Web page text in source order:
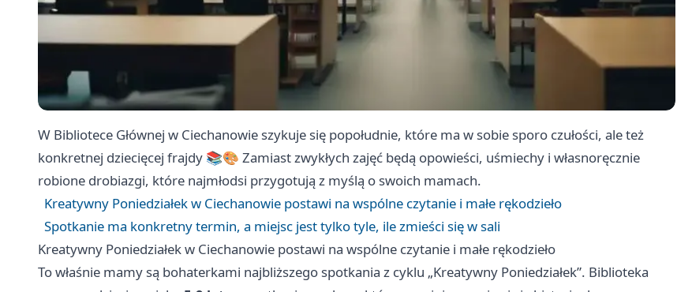
W Bibliotece Głównej w Ciechanowie szykuje się popołudnie, które ma w sobie sporo czułości, ale też
konkretnej dziecięcej frajdy 📚🎨 Zamiast zwykłych zajęć będą opowieści, uśmiechy i własnoręcznie
robione drobiazgi, które najmłodsi przygotują z myślą o swoich mamach.
Kreatywny Poniedziałek w Ciechanowie postawi na wspólne czytanie i małe rękodzieło
Spotkanie ma konkretny termin, a miejsc jest tylko tyle, ile zmieści się w sali
Kreatywny Poniedziałek w Ciechanowie postawi na wspólne czytanie i małe rękodzieło
To właśnie mamy są bohaterkami najbliższego spotkania z cyklu „Kreatywny Poniedziałek”. Biblioteka